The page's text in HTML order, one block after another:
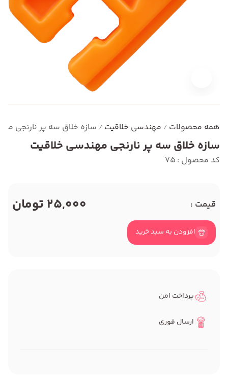
همه محصولات / مهندسی خلاقیت / سازه خلاق سه پر نارنجی
سازه خلاق سه پر نارنجی مهندسی خلاقیت
کد محصول : 75
قیمت : 25,000 تومان
افزودن به سبد خرید
پرداخت امن
ارسال فوری